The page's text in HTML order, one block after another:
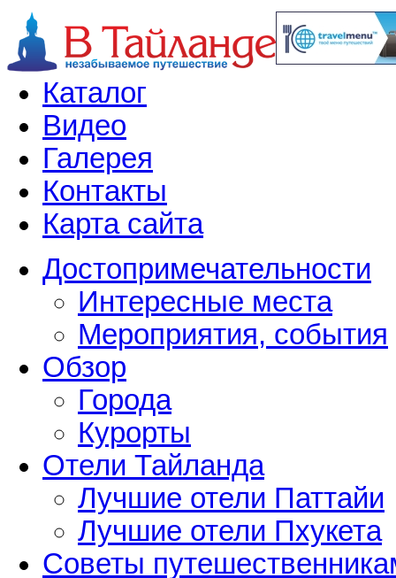
Каталог
Видео
Галерея
Контакты
Карта сайта
Достопримечательности
Интересные места
Мероприятия, события
Обзор
Города
Курорты
Отели Тайланда
Лучшие отели Паттайи
Лучшие отели Пхукета
Советы